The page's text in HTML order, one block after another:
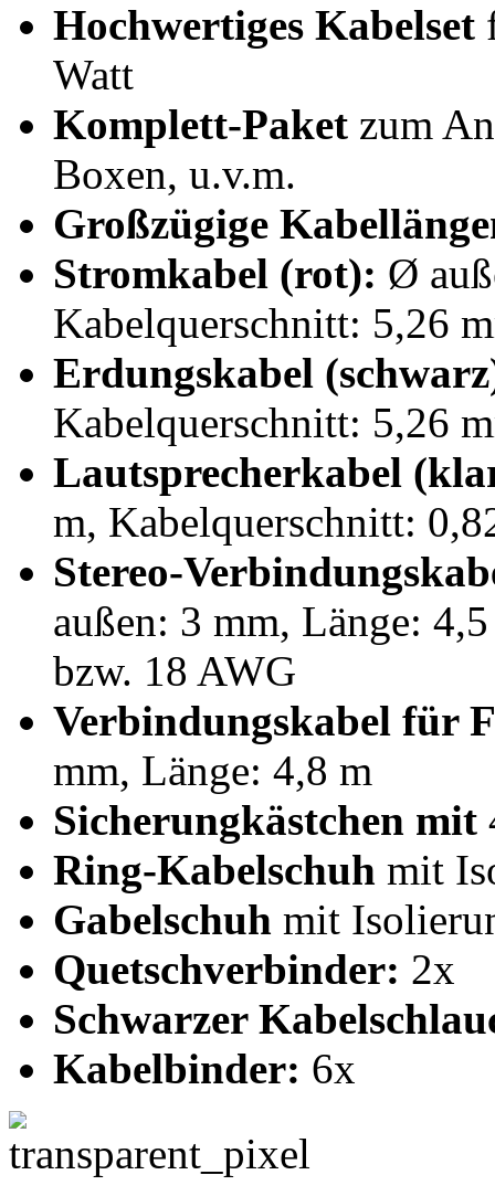
Hochwertiges Kabelset
Watt
Komplett-Paket zum
Boxen, u.v.m.
Großzügige
Stromkabel (rot): Ø
Kabelquerschnitt: 5,26
Erdungskabel
Kabelquerschnitt: 5,26
Lautsprecherkabel
m, Kabelquerschnitt:
Stereo-
außen: 3 mm, Länge:
bzw. 18 AWG
Verbindungskabel für
mm, Länge: 4,8 m
Sicherungkästchen mit
Ring-Kabelschuh mit
Gabelschuh mit
Quetschverbinder: 2x
Schwarzer
Kabelbinder: 6x